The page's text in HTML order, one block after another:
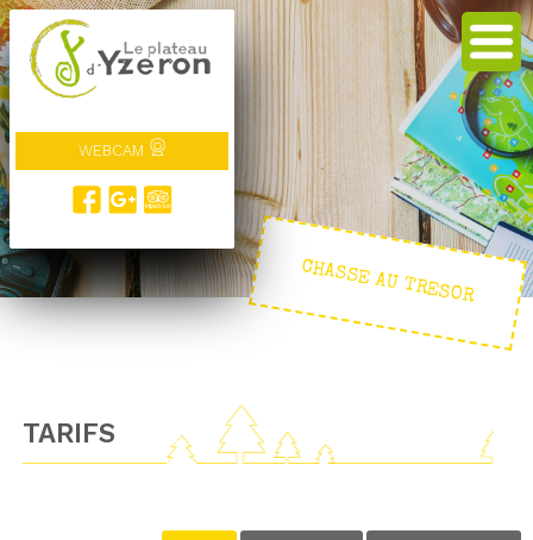
WEBCAM
CHASSE AU TRESOR
TARIFS